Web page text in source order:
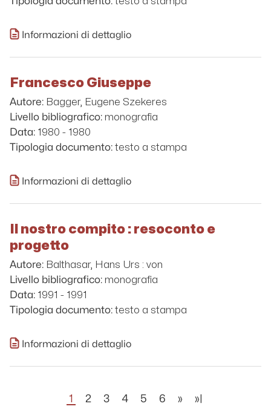
Informazioni di dettaglio
Francesco Giuseppe
Autore: Bagger, Eugene Szekeres
Livello bibliografico: monografia
Data: 1980 - 1980
Tipologia documento: testo a stampa
Informazioni di dettaglio
Il nostro compito : resoconto e
progetto
Autore: Balthasar, Hans Urs : von
Livello bibliografico: monografia
Data: 1991 - 1991
Tipologia documento: testo a stampa
Informazioni di dettaglio
1 2 3 4 5 6 » »|